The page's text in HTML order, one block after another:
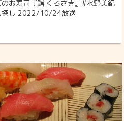
のお寿司『鮨 くろさき』#水野美紀
探し 2022/10/24放送